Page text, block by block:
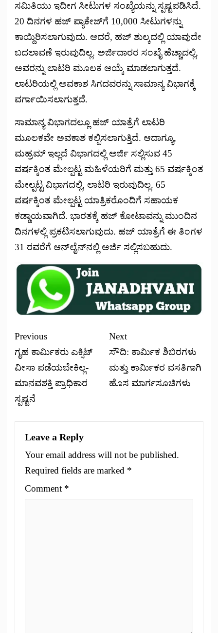
ಸಮಿತಿಯು ಇದೀಗ ಸೀಟುಗಳ ಸಂಖ್ಯೆಯನ್ನು ಸ್ಪಷ್ಟಪಡಿಸಿದೆ.
20 ದಿನಗಳ ಹಜ್ ಪ್ಯಾಕೇಜ್‌ಗೆ 10,000 ಸೀಟುಗಳನ್ನು
ಕಾಯ್ದಿರಿಸಲಾಗುವುದು. ಆದರೆ, ಹಜ್ ಶುಲ್ಕದಲ್ಲಿ ಯಾವುದೇ
ಬದಲಾವಣೆ ಇರುವುದಿಲ್ಲ. ಅರ್ಜಿದಾರರ ಸಂಖೈ ಹೆಚ್ಚಾದಲ್ಲಿ,
ಅವರನ್ನು ಲಾಟರಿ ಮೂಲಕ ಆಯ್ಕೆ ಮಾಡಲಾಗುತ್ತದೆ.
ಲಾಟರಿಯಲ್ಲಿ ಅವಕಾಶ ಸಿಗದವರನ್ನು ಸಾಮಾನ್ಯ ವಿಭಾಗಕ್ಕೆ
ವರ್ಗಾಯಿಸಲಾಗುತ್ತದೆ.
ಸಾಮಾನ್ಯ ವಿಭಾಗದಲ್ಲೂ ಹಜ್ ಯಾತ್ರೆಗೆ ಲಾಟರಿ
ಮೂಲಕವೇ ಅವಕಾಶ ಕಲ್ಪಿಸಲಾಗುತ್ತಿದೆ. ಆದಾಗ್ಯೂ,
ಮಹ್ರಮ್ ಇಲ್ಲದೆ ವಿಭಾಗದಲ್ಲಿ ಅರ್ಜಿ ಸಲ್ಲಿಸುವ 45
ವರ್ಷಕ್ಕಿಂತ ಮೇಲ್ಪಟ್ಟ ಮಹಿಳೆಯರಿಗೆ ಮತ್ತು 65 ವರ್ಷಕ್ಕಿಂತ
ಮೇಲ್ಪಟ್ಟ ವಿಭಾಗದಲ್ಲಿ, ಲಾಟರಿ ಇರುವುದಿಲ್ಲ. 65
ವರ್ಷಕ್ಕಿಂತ ಮೇಲ್ಪಟ್ಟ ಯಾತ್ರಿಕರೊಂದಿಗೆ ಸಹಾಯಕ
ಕಡ್ಡಾಯವಾಗಿದೆ. ಭಾರತಕ್ಕೆ ಹಜ್ ಕೋಟಾವನ್ನು ಮುಂದಿನ
ದಿನಗಳಲ್ಲಿ ಪ್ರಕಟಿಸಲಾಗುವುದು. ಹಜ್ ಯಾತ್ರೆಗೆ ಈ ತಿಂಗಳ
31 ರವರೆಗೆ ಆನ್‌ಲೈನ್‌ನಲ್ಲಿ ಅರ್ಜಿ ಸಲ್ಲಿಸಬಹುದು.
Previous
ಗೃಹ ಕಾರ್ಮಿಕರು ಎಕ್ಸಿಟ್
ವೀಸಾ ಪಡೆಯಬೇಕಿಲ್ಲ-
ಮಾನವಶಕ್ತಿ ಪ್ರಾಧಿಕಾರ
ಸ್ಪಷ್ಟನೆ
Next
ಸೌದಿ: ಕಾರ್ಮಿಕ ಶಿಬಿರಗಳು
ಮತ್ತು ಕಾರ್ಮಿಕರ ವಸತಿಗಾಗಿ
ಹೊಸ ಮಾರ್ಗಸೂಚಿಗಳು
Leave a Reply
Your email address will not be published.
Required fields are marked *
Comment *